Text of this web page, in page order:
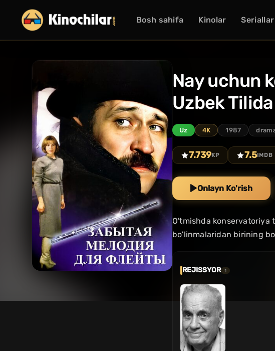
Bosh sahifa Kinolar Seriallar
Nay uchun
Uzbek Tilida
Uz 4K 1987
7.739KP 7.5IMDB
Onlayn Ko'rish
O'tmishda konservatoriya
bo'linmalaridan birining
REJISSYOR 1